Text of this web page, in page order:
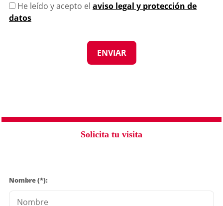
Solicita tu visita
Nombre (*):
He leído y acepto el aviso legal y protección de
datos